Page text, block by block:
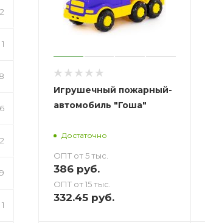
Игрушечный пожарный-
автомобиль "Гоша"
Достаточно
ОПТ от 5 тыс.
386 руб.
ОПТ от 15 тыс.
332.45 руб.
2
1
8
9
1